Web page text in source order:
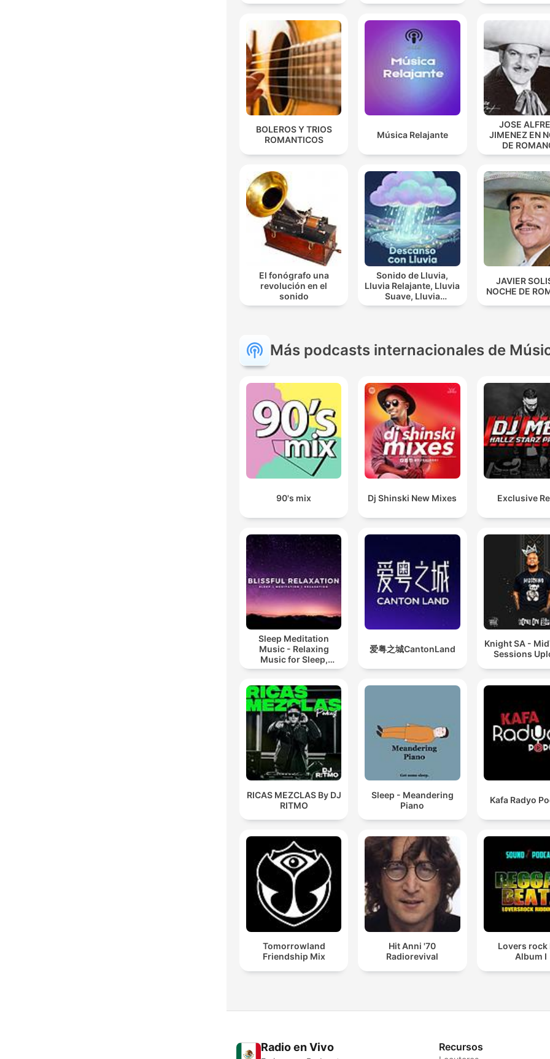
BOLEROS Y TRIOS
ROMANTICOS
Música Relajante
JOSE
JIMENEZ EN
DE
El fonógrafo una
revolución en el
sonido
Sonido de Lluvia,
Lluvia Relajante, Lluvia
Suave, Lluvia
Nocturna, Descanso
JAVIER
NOCHE DE
Más podcasts internacionales de
90's mix Dj Shinski New Mixes Exclusive
Sleep Meditation
Music - Relaxing
Music for Sleep,
Meditation &
爱粤之城CantonLand
Knight SA -
Sessions
RICAS MEZCLAS By DJ
RITMO
Sleep - Meandering
Piano
Kafa Radyo
Tomorrowland
Friendship Mix
Hit Anni '70
Radiorevival
Lovers rock
Album I
Radio en Vivo Recursos